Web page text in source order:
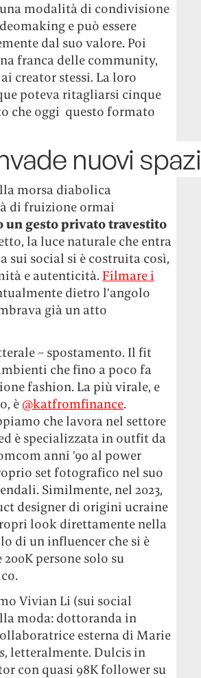
modalità di condivisione
e può essere
dal suo valore. Poi
franca delle community,
creator stessi. La loro
poteva ritagliarsi cinque
che oggi questo formato
nuovi spazi
morsa diabolica
di fruizione ormai
un gesto privato travestito
la luce naturale che entra
sui social si è costruita così,
e autenticità. Filmare i
dietro l’angolo
già un atto
– spostamento. Il fit
che fino a poco fa
fashion. La più virale, e
è @katfromfinance.
che lavora nel settore
è specializzata in outfit da
anni ’90 al power
set fotografico nel suo
Similmente, nel 2023,
designer di origini ucraine
look direttamente nella
di un influencer che si è
persone solo su
Vivian Li (sui social
moda: dottoranda in
esterna di Marie
, letteralmente. Dulcis in
con quasi 98K follower su